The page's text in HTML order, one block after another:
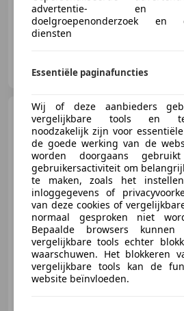
NL-1911 DB UITGEEST
191PK
€
11/2018 129.996 km Benzine
advertentie- en
doelgroepenonderzoek en
diensten
Essentiële paginafuncties
Wij of deze aanbieders
vergelijkbare tools en
noodzakelijk zijn voor
de goede werking van de
worden doorgaans
gebruikersactiviteit om
te maken, zoals het
inloggegevens of
van deze cookies of
normaal gesproken niet
Bepaalde browsers
vergelijkbare tools echter
waarschuwen. Het blokkeren
vergelijkbare tools kan de
website beïnvloeden.